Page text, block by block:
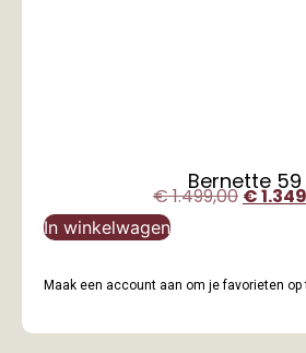
Bernette 59
€1.499,00 €
In winkelwagen
Maak een account aan om je favorieten op